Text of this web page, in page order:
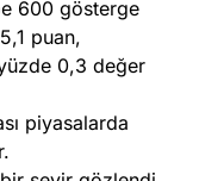
600 gösterge
puan,
0,3 değer
piyasalarda